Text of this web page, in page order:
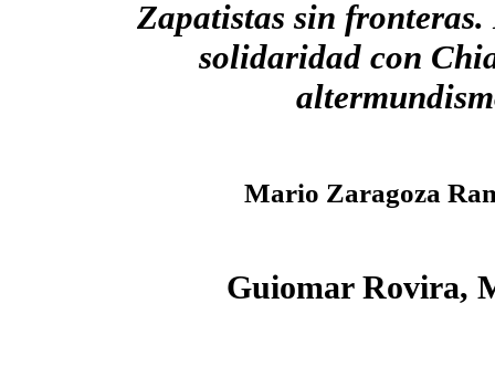
Zapatistas sin fronteras.
solidaridad con
Mario Zaragoza
Guiomar Rovira,